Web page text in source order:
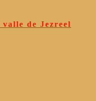
de Jezreel